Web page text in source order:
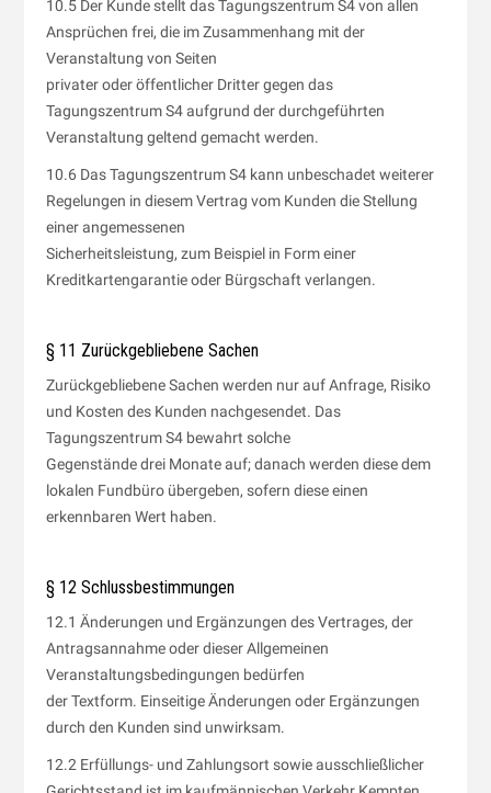
10.5 Der Kunde stellt das Tagungszentrum S4 von allen
Ansprüchen frei, die im Zusammenhang mit der
Veranstaltung von Seiten
privater oder öffentlicher Dritter gegen das
Tagungszentrum S4 aufgrund der durchgeführten
Veranstaltung geltend gemacht werden.
10.6 Das Tagungszentrum S4 kann unbeschadet weiterer
Regelungen in diesem Vertrag vom Kunden die Stellung
einer angemessenen
Sicherheitsleistung, zum Beispiel in Form einer
Kreditkartengarantie oder Bürgschaft verlangen.
§ 11 Zurückgebliebene Sachen
Zurückgebliebene Sachen werden nur auf Anfrage, Risiko
und Kosten des Kunden nachgesendet. Das
Tagungszentrum S4 bewahrt solche
Gegenstände drei Monate auf; danach werden diese dem
lokalen Fundbüro übergeben, sofern diese einen
erkennbaren Wert haben.
§ 12 Schlussbestimmungen
12.1 Änderungen und Ergänzungen des Vertrages, der
Antragsannahme oder dieser Allgemeinen
Veranstaltungsbedingungen bedürfen
der Textform. Einseitige Änderungen oder Ergänzungen
durch den Kunden sind unwirksam.
12.2 Erfüllungs- und Zahlungsort sowie ausschließlicher